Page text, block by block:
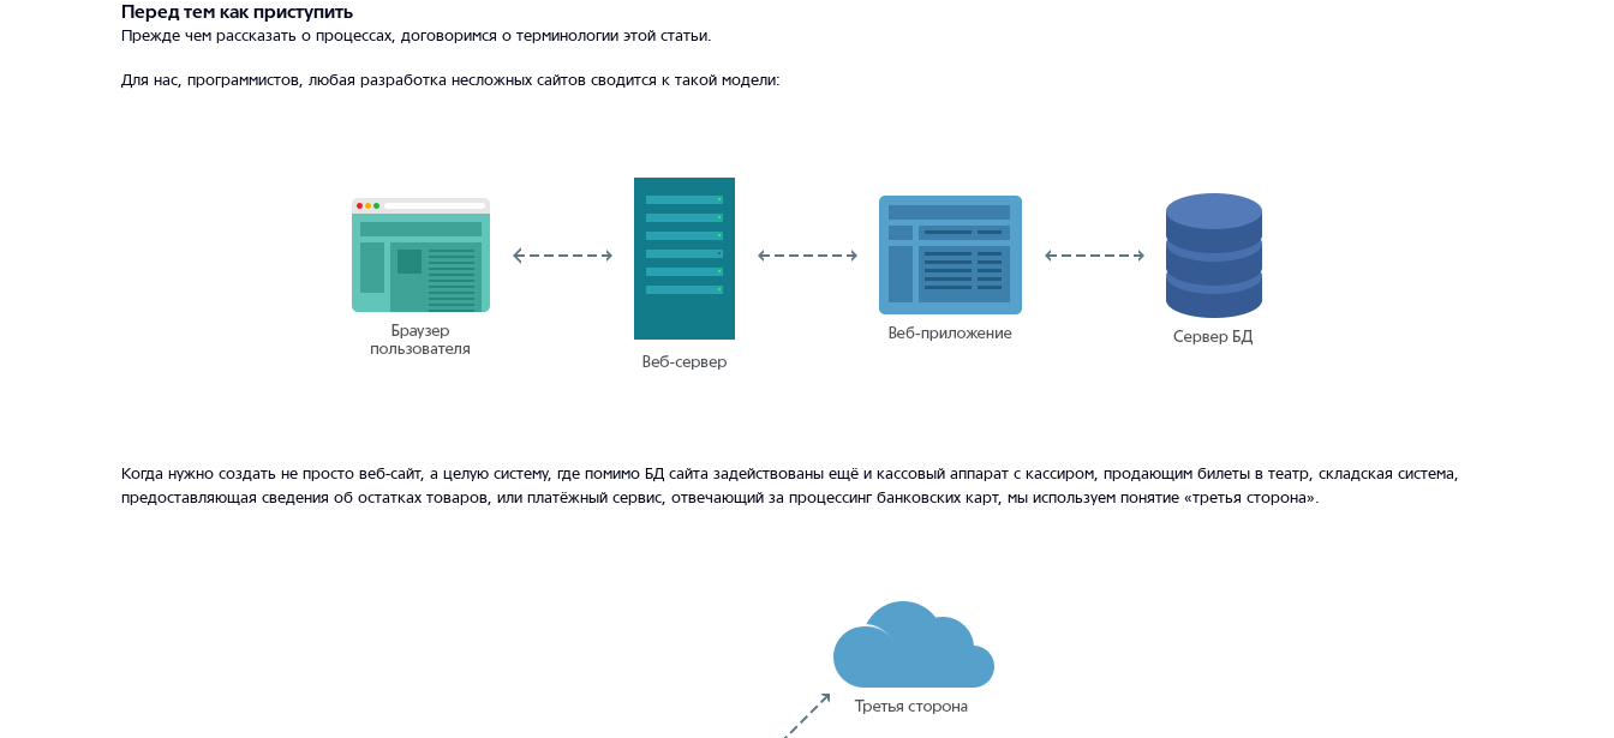
Перед тем как приступить
Прежде чем рассказать о процессах, договоримся о терминологии этой статьи.
Для нас, программистов, любая разработка несложных сайтов сводится к такой модели:
Когда нужно создать не просто веб-сайт, а целую систему, где помимо БД сайта задействованы ещё и кассовый аппарат с кассиром, продающим билеты в театр, складская система,
предоставляющая сведения об остатках товаров, или платёжный сервис, отвечающий за процессинг банковских карт, мы используем понятие «третья сторона».